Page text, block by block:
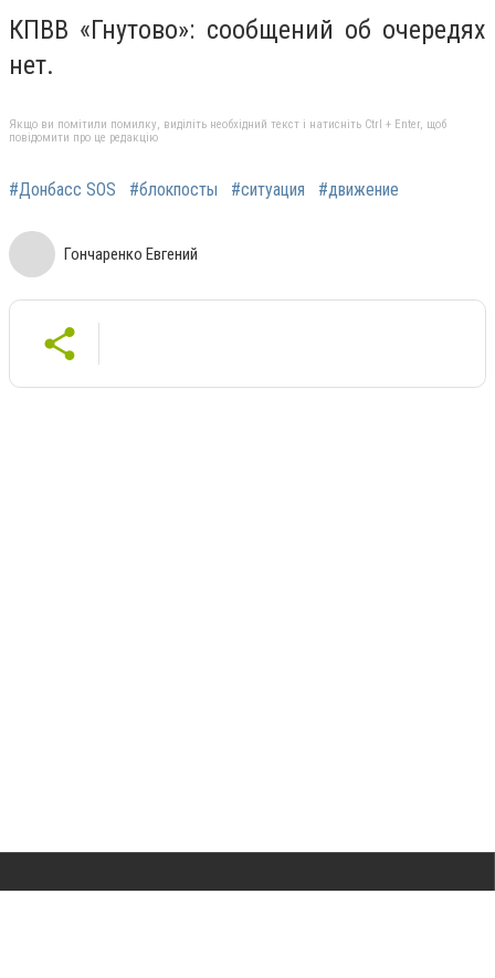
КПВВ «Гнутово»: сообщений об очередях
нет.
Якщо ви помітили помилку, виділіть необхідний текст і натисніть Ctrl + Enter, щоб
повідомити про це редакцію
#Донбасс SOS #блокпосты #ситуация #движение
Гончаренко Евгений